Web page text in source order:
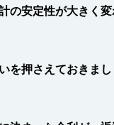
の安定性が大きく変
を押さえておきまし